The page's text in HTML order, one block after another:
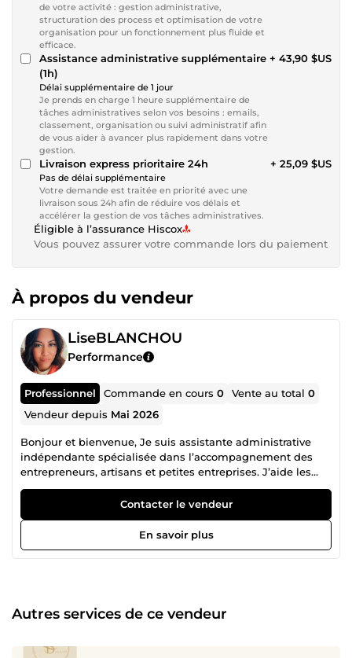
de votre activité : gestion administrative,
structuration des process et optimisation de votre
organisation pour un fonctionnement plus fluide et
efficace.
Assistance administrative supplémentaire
(1h)
Délai supplémentaire de 1 jour
Je prends en charge 1 heure supplémentaire de
tâches administratives selon vos besoins : emails,
classement, organisation ou suivi administratif afin
de vous aider à avancer plus rapidement dans votre
gestion.
+ 43,90 $US
Livraison express prioritaire 24h
Pas de délai supplémentaire
Votre demande est traitée en priorité avec une
livraison sous 24h afin de réduire vos délais et
accélérer la gestion de vos tâches administratives.
+ 25,09 $US
Éligible à l’assurance Hiscox
Vous pouvez assurer votre commande lors du paiement
À propos du vendeur
LiseBLANCHOU
Performance
Professionnel Commande en cours0 Vente au total0
Vendeur depuis Mai 2026
Bonjour et bienvenue, Je suis assistante administrative
indépendante spécialisée dans l’accompagnement des
entrepreneurs, artisans et petites entreprises. J’aide les
professionnels à gagner du temps en prenant en charge
leurs tâches administratives avec sérieux, rigueur et
efficacité. Je peux intervenir pour : • La gestion
administrative quotidienne • La création et le suivi des
devis et factures • La gestion des emails professionnels •
réactive, je veille à fournir un travail professionnel,
confidentiel et de qualité. Mon objectif est simple : vous
votre activité pendant que je m’occupe de votre
Contacter le vendeur
En savoir plus
Autres services de ce vendeur